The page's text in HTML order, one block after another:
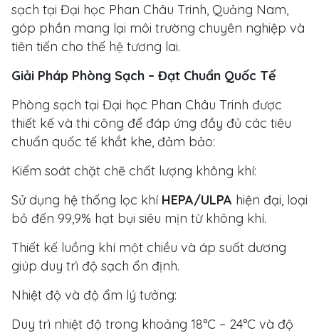
sạch tại Đại học Phan Châu Trinh, Quảng Nam,
góp phần mang lại môi trường chuyên nghiệp và
tiên tiến cho thế hệ tương lai.
Giải Pháp Phòng Sạch – Đạt Chuẩn Quốc Tế
Phòng sạch tại Đại học Phan Châu Trinh được
thiết kế và thi công để đáp ứng đầy đủ các tiêu
chuẩn quốc tế khắt khe, đảm bảo:
Kiểm soát chặt chẽ chất lượng không khí:
Sử dụng hệ thống lọc khí HEPA/ULPA hiện đại, loại
bỏ đến 99,9% hạt bụi siêu mịn từ không khí.
Thiết kế luồng khí một chiều và áp suất dương
giúp duy trì độ sạch ổn định.
Nhiệt độ và độ ẩm lý tưởng:
Duy trì nhiệt độ trong khoảng 18°C – 24°C và độ